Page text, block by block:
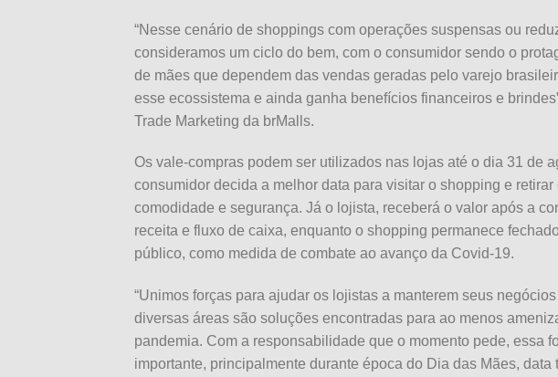
“Nesse cenário de shoppings com operações suspensas ou
consideramos um ciclo do bem, com o consumidor sendo o
de mães que dependem das vendas geradas pelo varejo
esse ecossistema e ainda ganha benefícios financeiros e
Trade Marketing da brMalls.
Os vale-compras podem ser utilizados nas lojas até o dia 31 de
consumidor decida a melhor data para visitar o shopping e
comodidade e segurança. Já o lojista, receberá o valor após a
receita e fluxo de caixa, enquanto o shopping permanece
público, como medida de combate ao avanço da Covid-19.
“Unimos forças para ajudar os lojistas a manterem seus
diversas áreas são soluções encontradas para ao menos
pandemia. Com a responsabilidade que o momento pede, essa
importante, principalmente durante época do Dia das Mães, data